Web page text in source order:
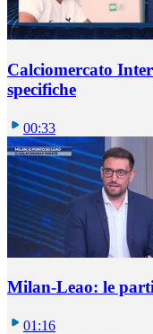
Calciomercato
specifiche
00:33
Milan-Leao: le
01:16